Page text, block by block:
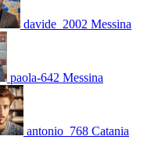
davide_2002 Messina
paola-642 Messina
antonio_768 Catania